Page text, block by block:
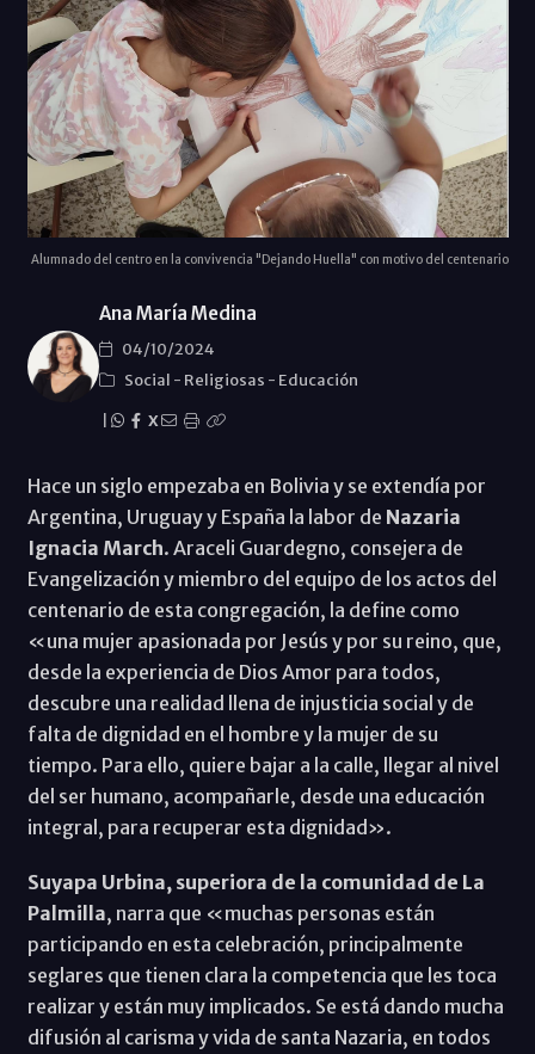
Alumnado del centro en la convivencia "Dejando Huella" con motivo del centenario
Ana María Medina
04/10/2024
Social - Religiosas - Educación
X
Hace un siglo empezaba en Bolivia y se extendía por
Argentina, Uruguay y España la labor de Nazaria
Ignacia March. Araceli Guardegno, consejera de
Evangelización y miembro del equipo de los actos del
centenario de esta congregación, la define como
«una mujer apasionada por Jesús y por su reino, que,
desde la experiencia de Dios Amor para todos,
descubre una realidad llena de injusticia social y de
falta de dignidad en el hombre y la mujer de su
tiempo. Para ello, quiere bajar a la calle, llegar al nivel
del ser humano, acompañarle, desde una educación
integral, para recuperar esta dignidad».
Suyapa Urbina, superiora de la comunidad de La
Palmilla, narra que «muchas personas están
participando en esta celebración, principalmente
seglares que tienen clara la competencia que les toca
realizar y están muy implicados. Se está dando mucha
difusión al carisma y vida de santa Nazaria, en todos